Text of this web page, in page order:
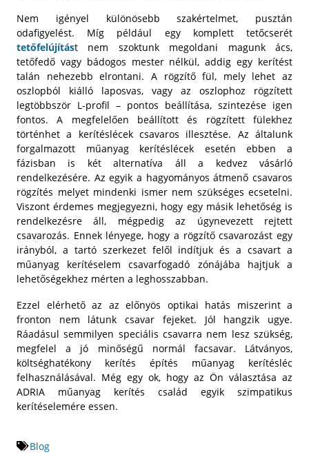
Nem igényel különösebb szakértelmet, pusztán
odafigyelést. Míg például egy komplett tetőcserét
tetőfelújítást nem szoktunk megoldani magunk ács,
tetőfedő vagy bádogos mester nélkül, addig egy kerítést
talán nehezebb elrontani. A rögzítő fül, mely lehet az
oszlopból kiálló laposvas, vagy az oszlophoz rögzített
legtöbbször L-profil – pontos beállítása, szintezése igen
fontos. A megfelelően beállított és rögzített fülekhez
történhet a kerítéslécek csavaros illesztése. Az általunk
forgalmazott műanyag kerítéslécek esetén ebben a
fázisban is két alternatíva áll a kedvez vásárló
rendelkezésére. Az egyik a hagyományos átmenő csavaros
rögzítés melyet mindenki ismer nem szükséges ecsetelni.
Viszont érdemes megjegyezni, hogy egy másik lehetőség is
rendelkezésre áll, mégpedig az úgynevezett rejtett
csavarozás. Ennek lényege, hogy a rögzítő csavarozást egy
irányból, a tartó szerkezet felől indítjuk és a csavart a
műanyag kerítéselem csavarfogadó zónájába hajtjuk a
lehetőségekhez mérten a leghosszabban.
Ezzel elérhető az az előnyös optikai hatás miszerint a
fronton nem látunk csavar fejeket. Jól hangzik ugye.
Ráadásul semmilyen speciális csavarra nem lesz szükség,
megfelel a jó minőségű normál facsavar. Látványos,
költséghatékony kerítés építés műanyag kerítésléc
felhasználásával. Még egy ok, hogy az Ön választása az
ADRIA műanyag kerítés család egyik szimpatikus
kerítéselemére essen.
Blog